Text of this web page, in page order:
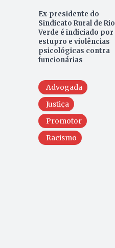
Ex-presidente do
Sindicato Rural de Rio
Verde é indiciado por
estupro e violências
psicológicas contra
funcionárias
Advogada
Justiça
Promotor
Racismo